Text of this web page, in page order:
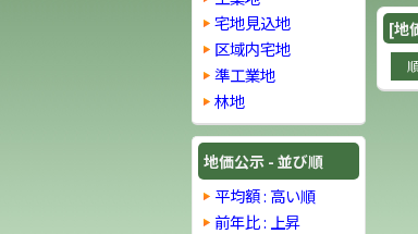
宅地見込地
区域内宅地
準工業地
林地
地価公示 - 並び順
平均額 : 高い順
前年比 : 上昇
[地